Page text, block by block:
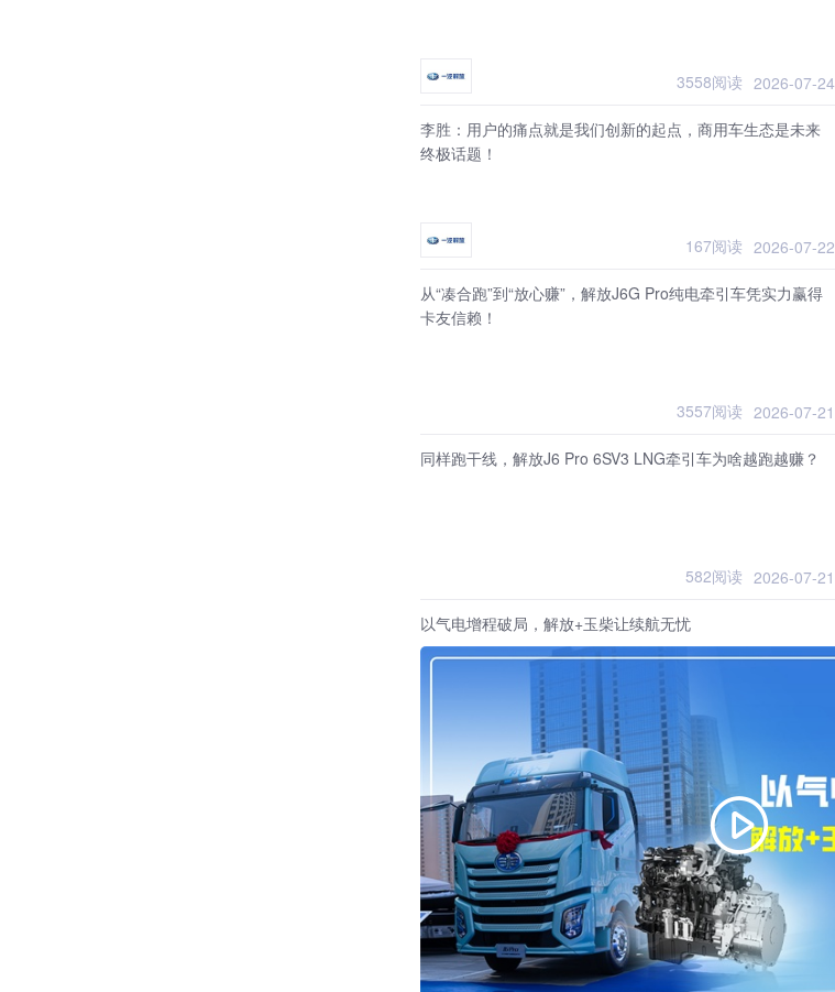
3558阅读 2026-07-24
李胜：用户的痛点就是我们创新的起点，商用车生态是未来
终极话题！
167阅读 2026-07-22
从“凑合跑”到“放心赚”，解放J6G Pro纯电牵引车凭实力赢得
卡友信赖！
3557阅读 2026-07-21
同样跑干线，解放J6 Pro 6SV3 LNG牵引车为啥越跑越赚？
582阅读 2026-07-21
以气电增程破局，解放+玉柴让续航无忧